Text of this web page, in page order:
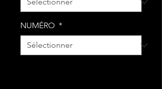
NUMÉRO *